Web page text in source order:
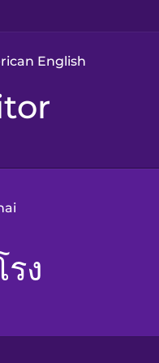
English
Arabic
รง